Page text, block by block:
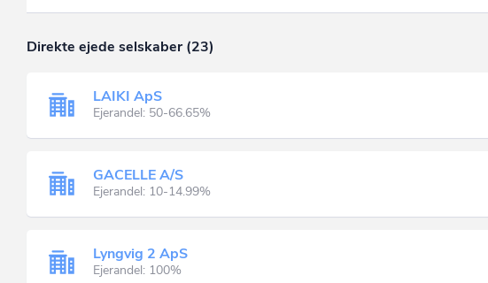
Direkte ejede selskaber (23)
LAIKI ApS
Ejerandel: 50-66.65%
GACELLE A/S
Ejerandel: 10-14.99%
Lyngvig 2 ApS
Ejerandel: 100%